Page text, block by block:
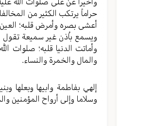
حراماً یرتکب الکثیر من
أعشی بصره وأمرض قلبه؛
ویسمع باُذن غیر سمیعة تقول
وأماتت الدنیا قلبه؛ صلوات
والمال والخمرة والنساء.
إلهي بفاطمة وابیها وبعلها
وسلاما وإلی أرواح المؤمنین